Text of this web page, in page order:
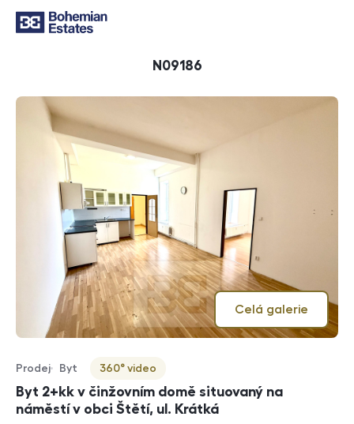
ID
N09186
Celá galerie
Typ nabídky
Prodej
Typ nemovitosti
Byt
Virtuální prohlídka
360° video
Byt 2+kk v činžovním domě situovaný na
náměstí v obci Štětí, ul. Krátká